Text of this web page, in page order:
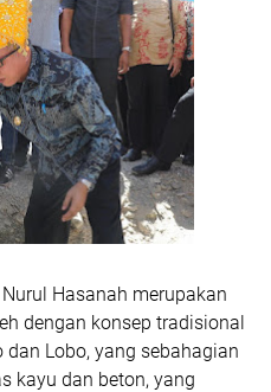
Hasanah merupakan
dengan konsep tradisional
Lobo, yang sebahagian
kayu dan beton, yang